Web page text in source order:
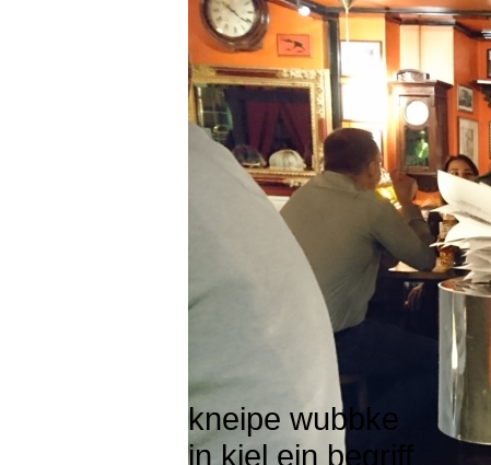
kneipe wubbke
in kiel ein begriff